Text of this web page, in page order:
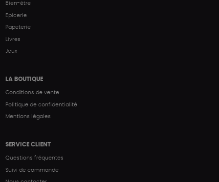
Bien-être
Epicerie
Papeterie
Livres
Jeux
LA BOUTIQUE
Conditions de vente
Politique de confidentialité
Mentions légales
SERVICE CLIENT
Questions fréquentes
Suivi de commande